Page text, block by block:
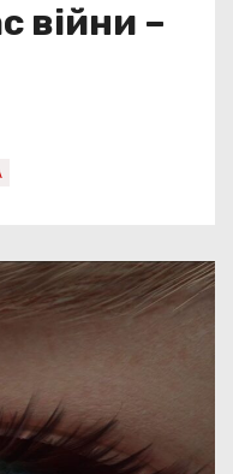
війни –